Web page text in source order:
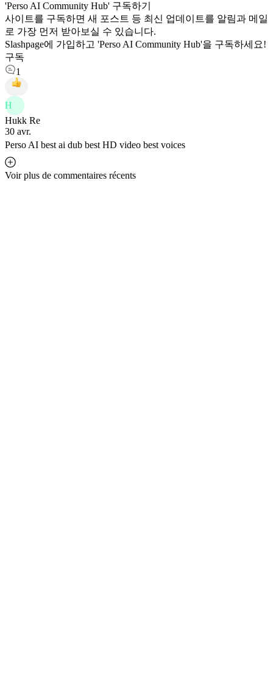
'Perso AI Community Hub' 구독하기
사이트를 구독하면 새 포스트 등 최신 업데이트를 알림과 메일
로 가장 먼저 받아보실 수 있습니다.
Slashpage에 가입하고 'Perso AI Community Hub'을 구독하세요!
구독
1
H
Hukk Re
30 avr.
Perso AI best ai dub best HD video best voices
Voir plus de commentaires récents